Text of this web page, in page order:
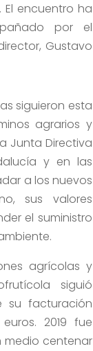
encuentro ha
por el
Gustavo
siguieron esta
agrarios y
Junta Directiva
y en las
a los nuevos
sus valores
el suministro
agrícolas y
siguió
su facturación
2019 fue
medio centenar